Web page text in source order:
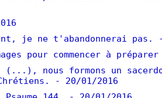
je ne t'abandonnerai pas.
pour commencer à préparer
(...), nous formons un
- 20/01/2016